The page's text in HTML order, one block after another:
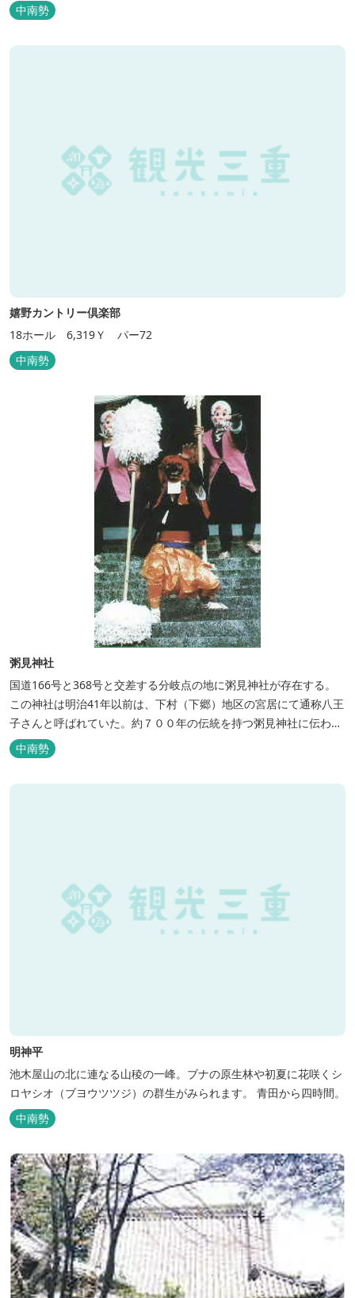
中南勢
嬉野カントリー倶楽部
18ホール 6,319Ｙ パー72
中南勢
粥見神社
国道166号と368号と交差する分岐点の地に粥見神社が存在する。
この神社は明治41年以前は、下村（下郷）地区の宮居にて通称八王
子さんと呼ばれていた。約７００年の伝統を持つ粥見神社に伝わる
神事「てんてん」の始まりは、天孫降臨を形象化した舞である。往
時、多気郡向粥見は五ヶ谷村に所属していたという。本郷地区のこ
とを通称「向い向い」と呼んでいた。此の下村と本郷と手を組んで
中南勢
明神平
池木屋山の北に連なる山稜の一峰。ブナの原生林や初夏に花咲くシ
ロヤシオ（ブヨウツツジ）の群生がみられます。 青田から四時間。
中南勢